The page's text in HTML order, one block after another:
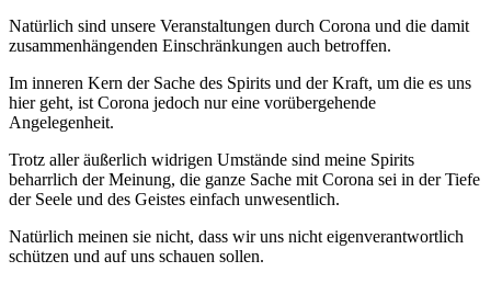
Natürlich sind unsere Veranstaltungen durch Corona und die damit
zusammenhängenden Einschränkungen auch betroffen.
Im inneren Kern der Sache des Spirits und der Kraft, um die es uns
hier geht, ist Corona jedoch nur eine vorübergehende
Angelegenheit.
Trotz aller äußerlich widrigen Umstände sind meine Spirits
beharrlich der Meinung, die ganze Sache mit Corona sei in der Tiefe
der Seele und des Geistes einfach unwesentlich.
Natürlich meinen sie nicht, dass wir uns nicht eigenverantwortlich
schützen und auf uns schauen sollen.